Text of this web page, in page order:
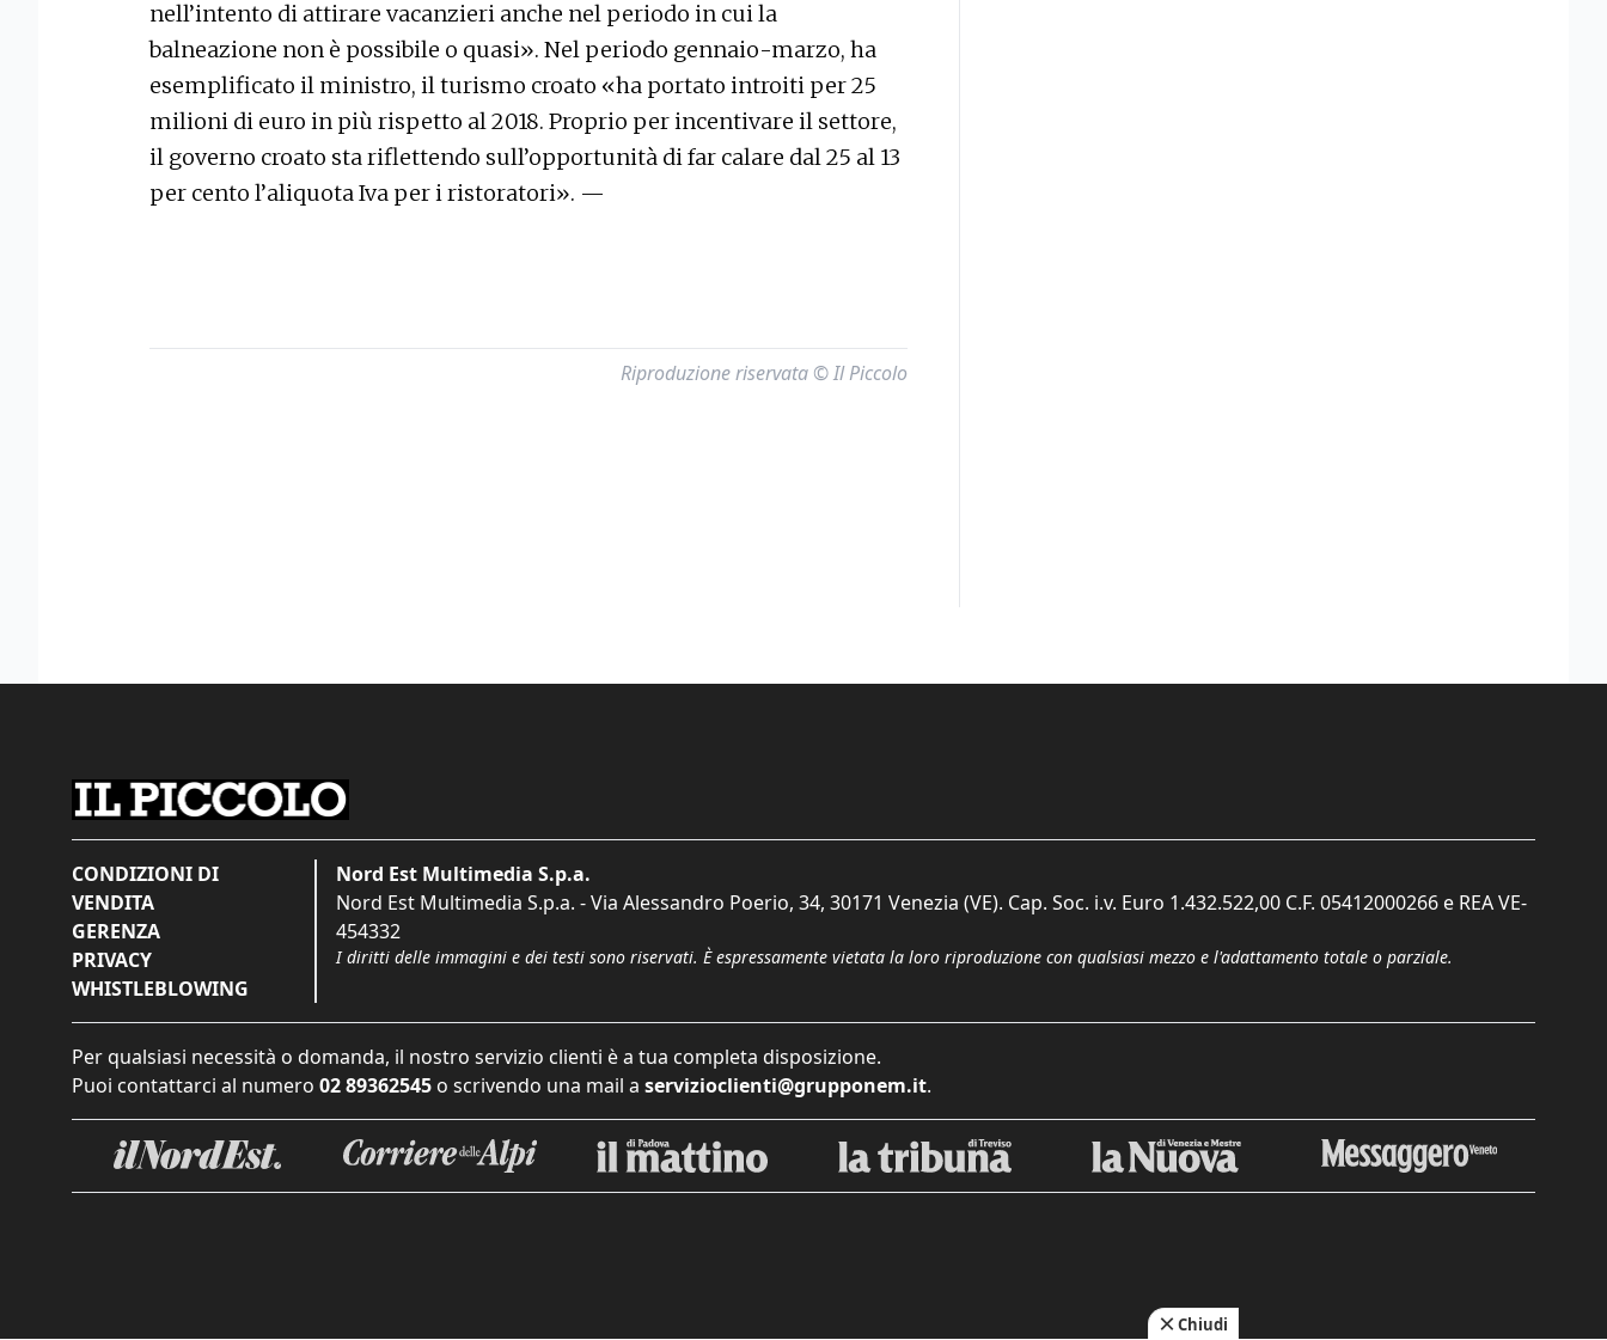
nell’intento di attirare vacanzieri anche nel periodo in cui la
balneazione non è possibile o quasi». Nel periodo gennaio-marzo, ha
esemplificato il ministro, il turismo croato «ha portato introiti per 25
milioni di euro in più rispetto al 2018. Proprio per incentivare il settore,
il governo croato sta riflettendo sull’opportunità di far calare dal 25 al 13
per cento l’aliquota Iva per i ristoratori». —
Riproduzione riservata © Il Piccolo
CONDIZIONI DI
VENDITA
GERENZA
PRIVACY
WHISTLEBLOWING
Nord Est Multimedia S.p.a.
Nord Est Multimedia S.p.a. - Via Alessandro Poerio, 34, 30171 Venezia (VE). Cap. Soc. i.v. Euro 1.432.522,00 C.F. 05412000266 e REA VE-
454332
I diritti delle immagini e dei testi sono riservati. È espressamente vietata la loro riproduzione con qualsiasi mezzo e l'adattamento totale o parziale.
Per qualsiasi necessità o domanda, il nostro servizio clienti è a tua completa disposizione.
Puoi contattarci al numero 02 89362545 o scrivendo una mail a servizioclienti@grupponem.it.
Chiudi